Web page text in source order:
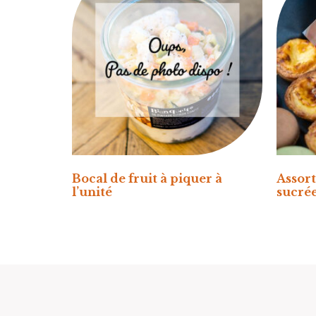
Bocal de fruit à piquer à
l’unité